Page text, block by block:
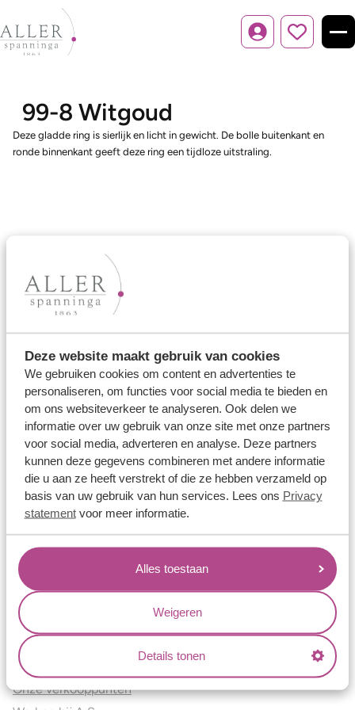
Deze website maakt gebruik van cookies
We gebruiken cookies om content en advertenties te
personaliseren, om functies voor social media te bieden en
om ons websiteverkeer te analyseren. Ook delen we
informatie over uw gebruik van onze site met onze partners
voor social media, adverteren en analyse. Deze partners
kunnen deze gegevens combineren met andere informatie
die u aan ze heeft verstrekt of die ze hebben verzameld op
basis van uw gebruik van hun services. Lees ons Privacy
statementvoor meer informatie.
Alles toestaan
Weigeren
Details tonen
Inloggen
99-8 Witgoud
Deze gladde ring is sierlijk en licht in gewicht. De bolle buitenkant en
ronde binnenkant geeft deze ring een tijdloze uitstraling.
Ons aanbod
Trouwringen
Memoireringen
Verlovingsringen
Vriendschapsringen
Over ons
Aller Spanninga
Historie
Certificaten
Blogs
Jouw voordelen
Conflictvrije Materialen
Oneindig veel mogelijkheden
Kwaliteit
Juweliers & Contact
Onze verkooppunten